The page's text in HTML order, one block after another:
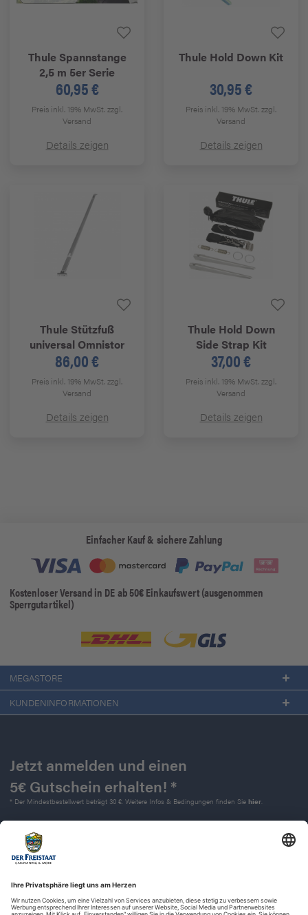
Thule Spannstange
2,5 m 5er Serie
60,95 €
Preis inkl. 19% MwSt.zzgl.
Versand
Details zeigen
Thule Hold Down Kit
30,95 €
Preis inkl. 19% MwSt.zzgl.
Versand
Details zeigen
Thule Stützfuß
universal Omnistor
86,00 €
Preis inkl. 19% MwSt.zzgl.
Versand
Details zeigen
Thule Hold Down
Side Strap Kit
37,00 €
Preis inkl. 19% MwSt.zzgl.
Versand
Details zeigen
Einfacher Kauf & sichere Zahlung
Kostenloser Versand in DE ab 50€ Einkaufswert (ausgenommen
Sperrgutartikel)
MEGASTORE
KUNDENINFORMATIONEN
Jetzt anmelden und einen
5€ Gutschein erhalten! *
* Der Mindestbestellwert beträgt 30 €. Weitere Infos & Bedingungen finden Sie hier.